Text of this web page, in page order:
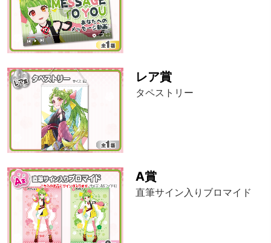
レア賞
タペストリー
A賞
直筆サイン入りブロマイド